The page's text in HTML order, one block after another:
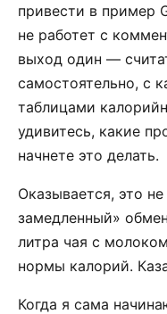
привести в пример
не работет с
выход один —
самостоятельно, с
таблицами
удивитесь, какие
начнете это делать.
Оказывается, это
замедленный»
литра чая с
нормы калорий.
Когда я сама